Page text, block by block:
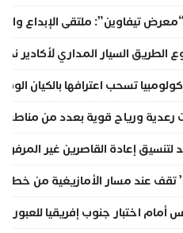
تيفاوين”: ملتقى الإبداع
السيار المداري لأكادير
كولومبيا تسحب اعترافها بالكيان
رعدية ورياح قوية بعدد من مناطق
إعادة القاصرين غير
تقف عند مسار الأمازيغية من
أمام اختبار جنوب إفريقيا للعبور